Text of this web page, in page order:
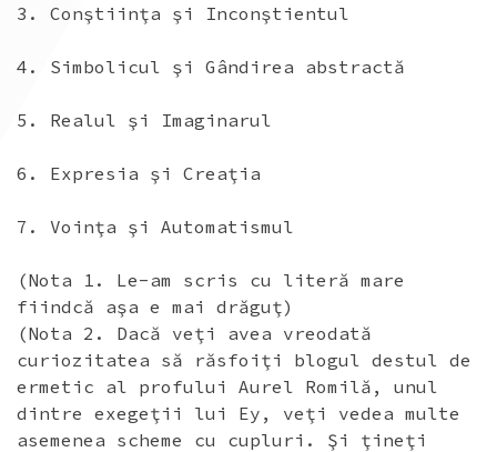
3. Conştiinţa şi Inconştientul
4. Simbolicul şi Gândirea abstractă
5. Realul şi Imaginarul
6. Expresia şi Creaţia
7. Voinţa şi Automatismul
(Nota 1. Le-am scris cu literă mare
fiindcă aşa e mai drăguţ)
(Nota 2. Dacă veţi avea vreodată
curiozitatea să răsfoiţi blogul destul de
ermetic al profului Aurel Romilă, unul
dintre exegeţii lui Ey, veţi vedea multe
asemenea scheme cu cupluri. Şi ţineţi